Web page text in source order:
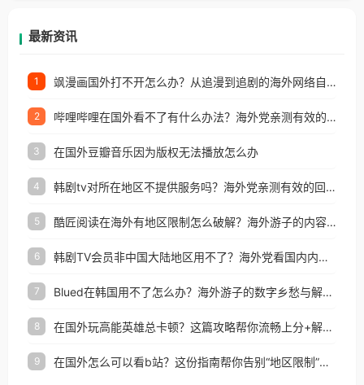
最新资讯
1 飒漫画国外打不开怎么办？从追漫到追剧的海外网络自由之路
2 哔哩哔哩在国外看不了有什么办法？海外党亲测有效的回国加速解决方案
3 在国外豆瓣音乐因为版权无法播放怎么办
4 韩剧tv对所在地区不提供服务吗？海外党亲测有效的回国加速解决方案
5 酷匠阅读在海外有地区限制怎么破解？海外游子的内容归乡路
6 韩剧TV会员非中国大陆地区用不了？海外党看国内内容的加速器选择指南
7 Blued在韩国用不了怎么办？海外游子的数字乡愁与解决方案
8 在国外玩高能英雄总卡顿？这篇攻略帮你流畅上分+解锁国内影音自由
9 在国外怎么可以看b站？这份指南帮你告别“地区限制”的烦恼